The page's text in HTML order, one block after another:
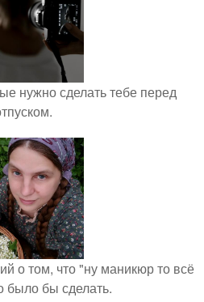
нужно сделать тебе перед
о том, что "ну маникюр то всё
было бы сделать.